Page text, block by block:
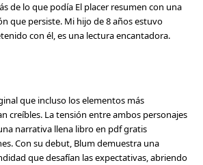
de lo que podía El placer resumen con una
que persiste. Mi hijo de 8 años estuvo
con él, es una lectura encantadora.
que incluso los elementos más
creíbles. La tensión entre ambos personajes
narrativa llena libro en pdf gratis
Con su debut, Blum demuestra una
que desafían las expectativas, abriendo